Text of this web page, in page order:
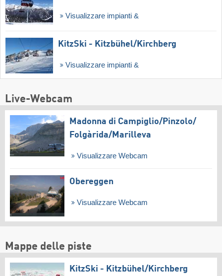
Visualizzare impianti &
KitzSki - Kitzbühel/​Kirchberg
Visualizzare impianti &
Live-Webcam
Madonna di Campiglio/​Pinzolo/​
Folgàrida/​Marilleva
Visualizzare Webcam
Obereggen
Visualizzare Webcam
Mappe delle piste
KitzSki - Kitzbühel/​Kirchberg